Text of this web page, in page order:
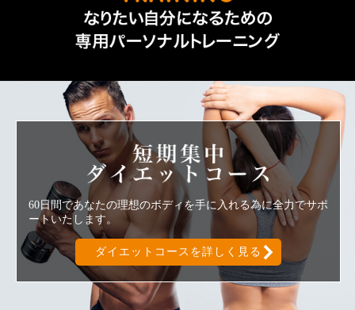
短期集中ダ
60日間であなたの理想のボディを手に入れる為に全力でサポ
ートいたします。
ダイエットコースを詳しく見る